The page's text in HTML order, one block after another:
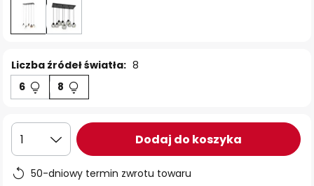
Liczba źródeł światła: 8
6
8
1 Dodaj do koszyka
50-dniowy termin zwrotu towaru